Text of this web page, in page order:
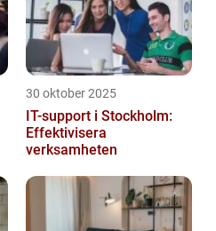
30 oktober 2025
IT-support i Stockholm:
Effektivisera
verksamheten